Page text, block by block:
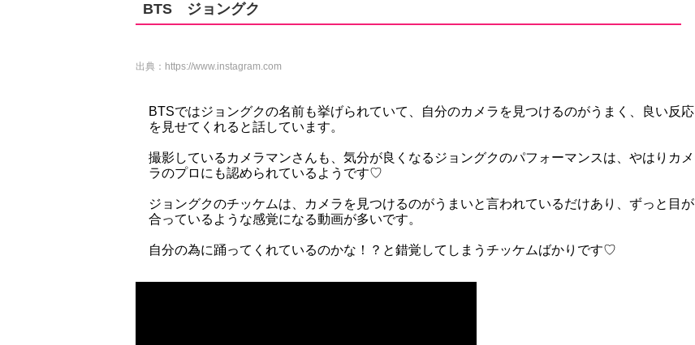
BTS ジョングク
出典： https://www.instagram.com
BTSではジョングクの名前も挙げられていて、自分のカメラを見つけるのがうまく、良い反応
を見せてくれると話しています。
撮影しているカメラマンさんも、気分が良くなるジョングクのパフォーマンスは、やはりカメ
ラのプロにも認められているようです♡
ジョングクのチッケムは、カメラを見つけるのがうまいと言われているだけあり、ずっと目が
合っているような感覚になる動画が多いです。
自分の為に踊ってくれているのかな！？と錯覚してしまうチッケムばかりです♡